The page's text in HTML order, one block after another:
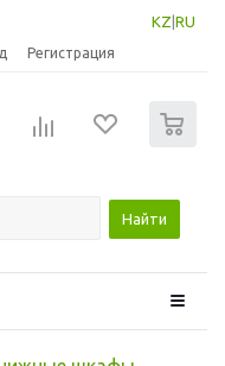
KZ RU
Регистрация
Найти